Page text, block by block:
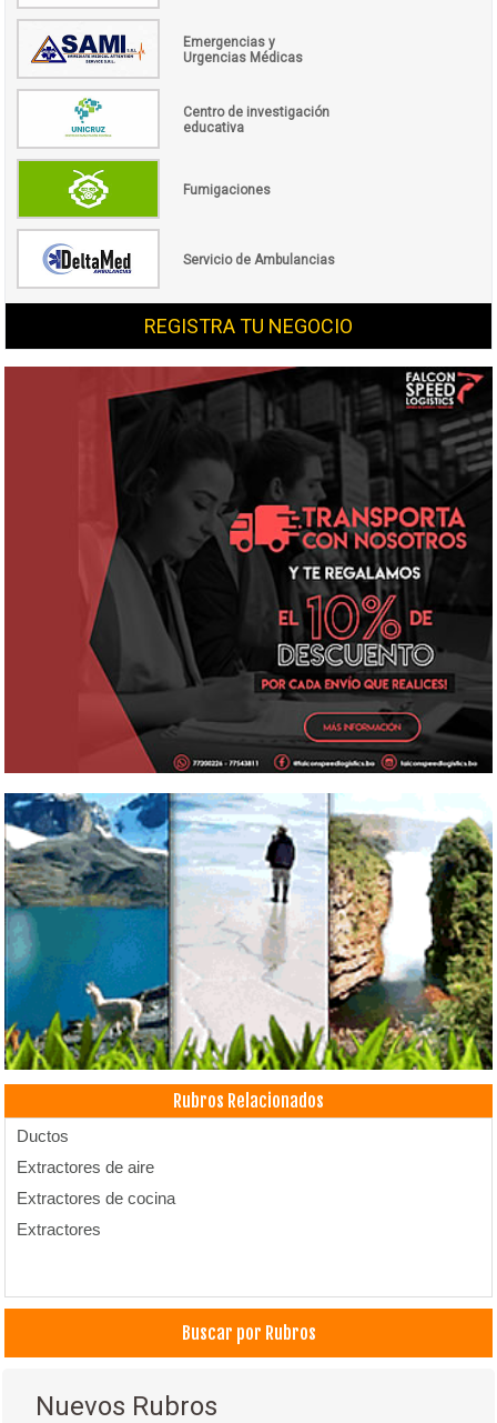
Emergencias y
Urgencias Médicas
Centro de investigación
educativa
Fumigaciones
Servicio de Ambulancias
REGISTRA TU NEGOCIO
Rubros Relacionados
Ductos
Extractores de aire
Extractores de cocina
Extractores
Buscar por Rubros
Nuevos Rubros